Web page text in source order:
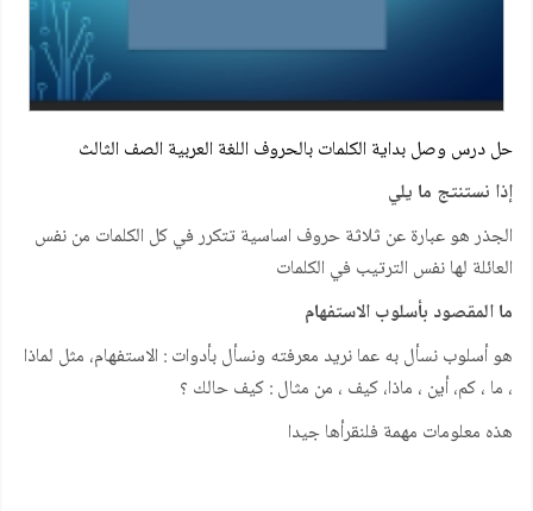
حل درس وصل بداية الكلمات بالحروف اللغة العربية الصف الثالث
إذا نستنتج ما يلي
الجذر هو عبارة عن ثلاثة حروف اساسية تتكرر في كل الكلمات من نفس
العائلة لها نفس الترتيب في الكلمات
ما المقصود بأسلوب الاستفهام
هو أسلوب نسأل به عما نريد معرفته ونسأل بأدوات : الاستفهام، مثل لماذا
، ما ، كم، أين ، ماذا، كيف ، من مثال : كيف حالك ؟
هذه معلومات مهمة فلنقرأها جيدا